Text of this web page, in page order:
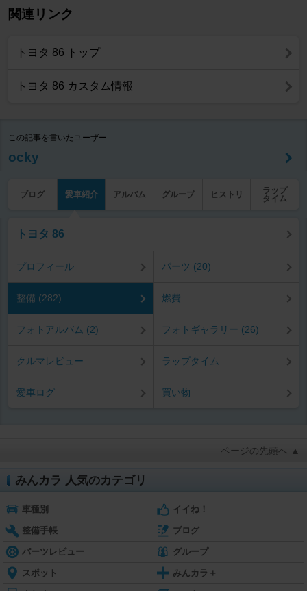
関連リンク
トヨタ 86 トップ
トヨタ 86 カスタム情報
この記事を書いたユーザー
ocky
ブログ 愛車紹介 アルバム グループ ヒストリ
ラップ
タイム
トヨタ 86
プロフィール パーツ (20)
整備 (282) 燃費
フォトアルバム (2) フォトギャラリー (26)
クルマレビュー ラップタイム
愛車ログ 買い物
ページの先頭へ ▲
みんカラ 人気のカテゴリ
車種別 イイね！
整備手帳 ブログ
パーツレビュー グループ
スポット みんカラ＋